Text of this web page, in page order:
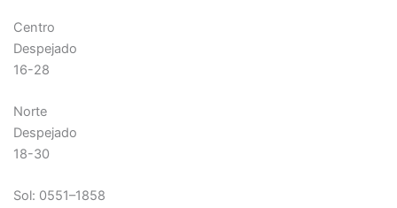
Centro
Despejado
16-28
Norte
Despejado
18-30
Sol: 0551–1858